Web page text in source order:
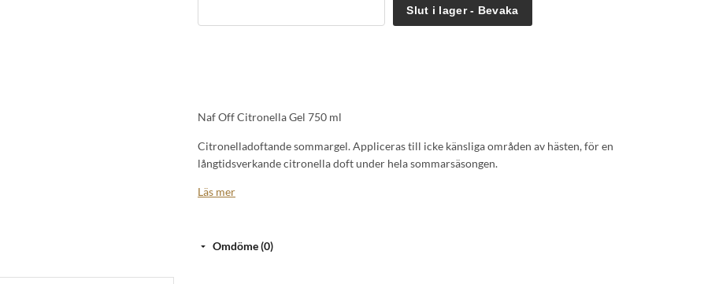
Slut i lager - Bevaka
Naf Off Citronella Gel 750 ml
Citronelladoftande sommargel. Appliceras till icke känsliga områden av hästen, för en
långtidsverkande citronella doft under hela sommarsäsongen.
Tävlingskarens
Läs mer
Omdöme (0)